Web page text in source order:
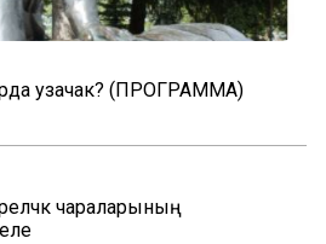
узачак? (ПРОГРАММА)
чараларының